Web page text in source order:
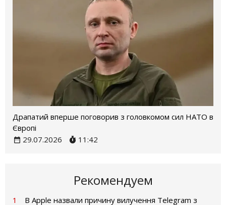
Драпатий вперше поговорив з головкомом сил НАТО в
Європі
29.07.2026
11:42
Рекомендуем
1
В Apple назвали причину вилучення Telegram з